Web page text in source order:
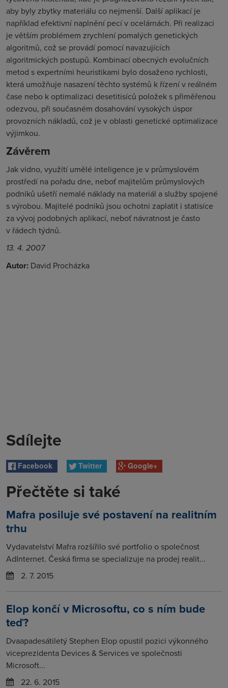
aby byly zbytky materiálu co nejmenší. Další aplikací je
například efektivní naplnění pecí v ocelárnách. Při realizaci
je větším problémem zrychlení pomalých genetických
algoritmů, což se provádí pomocí navazujících
algoritmických postupů. Kombinací obecných evolučních
metod s expertními heuristikami bylo dosaženo rychlosti,
která umožňuje nasazení těchto systémů k řízení v reálném
čase nebo k optimalizaci desetitisíců položek s přiměřenou
odezvou, při současném dosahování vysokých úspor
provozních nákladů, což je v oblasti genetické optimalizace
výjimkou.
Závěrem
Jak vidno, využití umělé inteligence je v průmyslovém
prostředí na pořadu dne, neboť majitelům průmyslových
podniků ušetří nemalé náklady na materiál a služby spojené
s výrobou. Majitelé podniků jsou ochotni zaplatit i statisíce
za vývoj podobných aplikací, neboť návratnost je často
v řádech týdnů.
13. 4. 2007
Autor: David Procházka
Sdílejte
Facebook Twitter Google+
Přečtěte si také
Mafra posiluje své postavení na realitním
trhu
Vydavatelství Mafra rozšířilo své portfolio o společnost
AdInternet. Česká firma se specializuje na prodej realit...
2. 7. 2015
Elop končí v Microsoftu, co s ním bude
teď?
Dvaapadesátiletý Stephen Elop opustil pozici výkonného
viceprezidenta Devices & Services ve společnosti
Microsoft...
22. 6. 2015